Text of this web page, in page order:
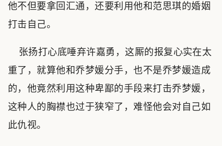
他不但要拿回汇通，还要利用他和范思琪的婚姻
打击自己。
张扬打心底唾弃许嘉勇，这厮的报复心实在太
重了，就算他和乔梦媛分手，也不是乔梦媛造成
的，他竟然利用这种卑鄙的手段来打击乔梦媛，
这种人的胸襟也过于狭窄了，难怪他会对自己如
此仇视。